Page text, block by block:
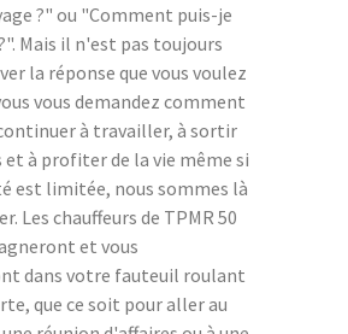
?" ou "Comment puis-je
Mais il n'est pas toujours
la réponse que vous voulez
vous demandez comment
à travailler, à sortir
et à profiter de la vie même si
est limitée, nous sommes là
Les chauffeurs de TPMR 50
et vous
dans votre fauteuil roulant
que ce soit pour aller au